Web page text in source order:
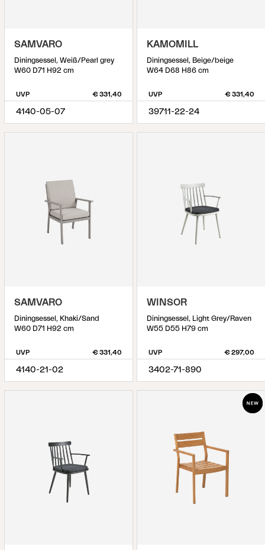
SAMVARO
Diningsessel, Weiß/Pearl grey
W60 D71 H92 cm
UVP € 331,40
4140-05-07
KAMOMILL
Diningsessel, Beige/beige
W64 D68 H86 cm
UVP € 331,40
39711-22-24
SAMVARO
Diningsessel, Khaki/Sand
W60 D71 H92 cm
UVP € 331,40
4140-21-02
WINSOR
Diningsessel, Light Grey/Raven
W55 D55 H79 cm
UVP € 297,00
3402-71-890